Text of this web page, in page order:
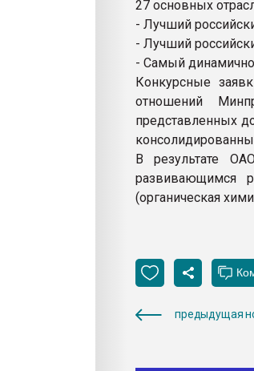
27 основных
- Лучший
- Лучший
- Самый динамично
Конкурсные
отношений
представленных
В результате
развивающимся
(органическая
предыдущая